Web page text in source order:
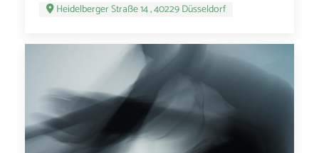
Heidelberger Straße 14 , 40229 Düsseldorf